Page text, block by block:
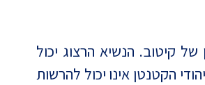
קיטוב. הנשיא הרצוג יכול
הקטנטן אינו יכול להרשות